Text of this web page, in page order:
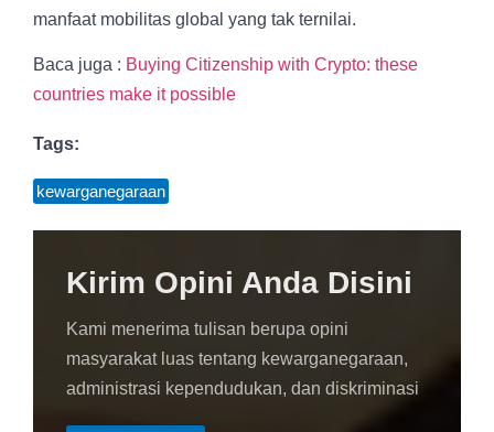
manfaat mobilitas global yang tak ternilai.
Baca juga : Buying Citizenship with Crypto: these
countries make it possible
Tags:
kewarganegaraan
Kirim Opini Anda Disini
Kami menerima tulisan berupa opini
masyarakat luas tentang kewarganegaraan,
administrasi kependudukan, dan diskriminasi